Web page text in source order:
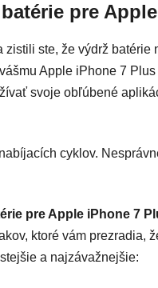
pre
ste, že výdrž
Apple iPhone 7
svoje obľúbené
cyklov.
pre Apple iPhone 7
ktoré vám prezradia,
a najzávažnejšie: